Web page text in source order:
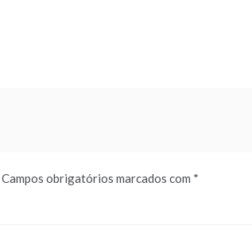
Campos obrigatórios marcados com *